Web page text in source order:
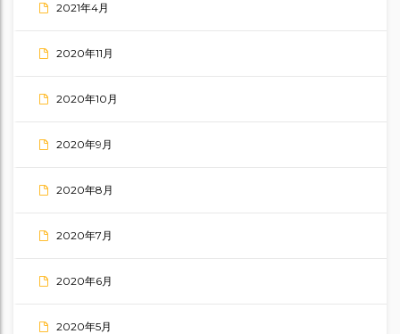
2021年4月
2020年11月
2020年10月
2020年9月
2020年8月
2020年7月
2020年6月
2020年5月